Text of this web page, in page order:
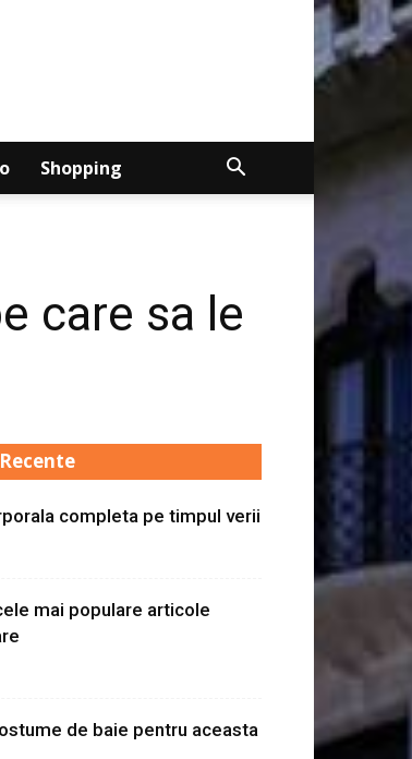
Shopping
care sa le
completa pe timpul verii
mai populare articole
de baie pentru aceasta